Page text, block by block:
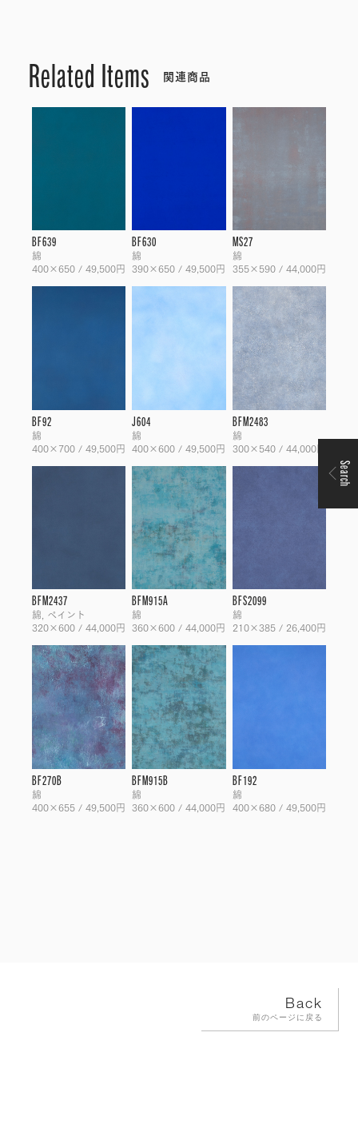
Related Items 関連商品
BF639
綿
400×650 / 49,500円
BF630
綿
390×650 / 49,500円
MS27
綿
355×590 / 44,000円
BF92
綿
400×700 / 49,500円
J604
綿
400×600 / 49,500円
BFM2483
綿
300×540 / 44,000円
BFM2437
綿, ペイント
320×600 / 44,000円
BFM915A
綿
360×600 / 44,000円
BFS2099
綿
210×385 / 26,400円
BF270B
綿
400×655 / 49,500円
BFM915B
綿
360×600 / 44,000円
BF192
綿
400×680 / 49,500円
Back
前のページに戻る
Search